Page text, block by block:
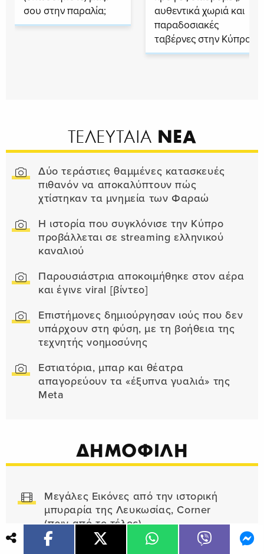
σου στην παραλία;
αυθεντικά χωριά και
παραδοσιακές
ταβέρνες στην Κύπρο
ΤΕΛΕΥΤΑΙΑ ΝΕΑ
Δύο τεράστιες θαμμένες κατασκευές
πιθανόν να αποκαλύπτουν πώς
χτίστηκαν τα μνημεία των Φαραώ
Η ιστορία που συγκλόνισε την Κύπρο
προβάλλεται σε streaming ελληνικού
καναλιού
Παρουσιάστρια αποκοιμήθηκε στον αέρα
και έγινε viral [βίντεο]
Επιστήμονες δημιούργησαν ιούς που δεν
υπάρχουν στη φύση, με τη βοήθεια της
τεχνητής νοημοσύνης
Εστιατόρια, μπαρ και θέατρα
απαγορεύουν τα «έξυπνα γυαλιά» της
Meta
ΔΗΜΟΦΙΛΗ
Μεγάλες Εικόνες από την ιστορική
μπυραρία της Λευκωσίας, Corner
(πριν από το τέλος)
Τόσα εκατομμύρια κέρδισε το Τμήμα